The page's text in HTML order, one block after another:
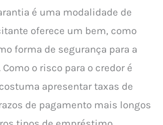
é uma modalidade de
oferece um bem, como
forma de segurança para a
o risco para o credor é
apresentar taxas de
de pagamento mais longos